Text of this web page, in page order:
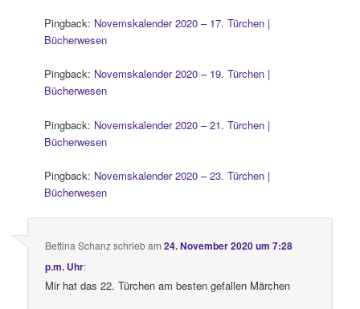
Pingback: Novemskalender 2020 – 17. Türchen |
Bücherwesen
Pingback: Novemskalender 2020 – 19. Türchen |
Bücherwesen
Pingback: Novemskalender 2020 – 21. Türchen |
Bücherwesen
Pingback: Novemskalender 2020 – 23. Türchen |
Bücherwesen
Bettina Schanzschriebam24. November 2020 um 7:28
p.m. Uhr:
Mir hat das 22. Türchen am besten gefallen Märchen